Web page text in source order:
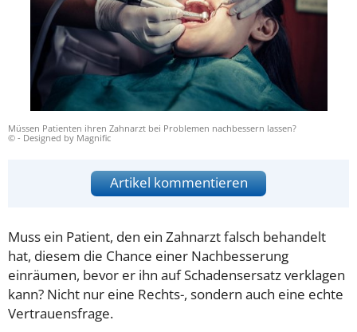
Müssen Patienten ihren Zahnarzt bei Problemen nachbessern lassen?
© - Designed by Magnific
Artikel kommentieren
Muss ein Patient, den ein Zahnarzt falsch behandelt
hat, diesem die Chance einer Nachbesserung
einräumen, bevor er ihn auf Schadensersatz verklagen
kann? Nicht nur eine Rechts-, sondern auch eine echte
Vertrauensfrage.